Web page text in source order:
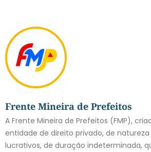
Frente Mineira de Prefeitos
A Frente Mineira de Prefeitos (FMP),
entidade de direito privado, de
lucrativos, de duração indeterminada,